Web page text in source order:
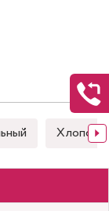
Хлопок